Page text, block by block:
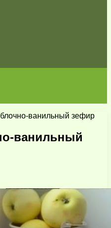
ванильный зефир
ванильный